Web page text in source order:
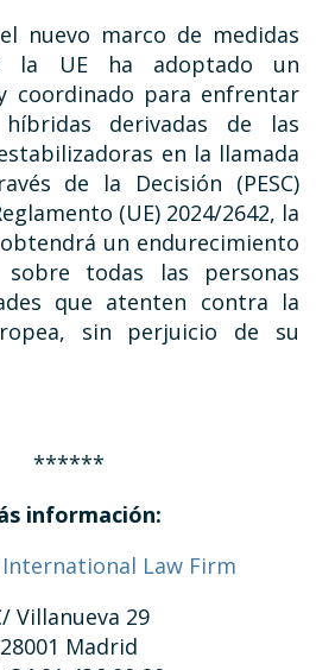
nuevo marco de medidas
la UE ha adoptado un
coordinado para enfrentar
híbridas derivadas de las
en la llamada
de la Decisión (PESC)
(UE) 2024/2642, la
un endurecimiento
todas las personas
que atenten contra la
sin perjuicio de su
******
información:
Law Firm
Villanueva 29
28001 Madrid